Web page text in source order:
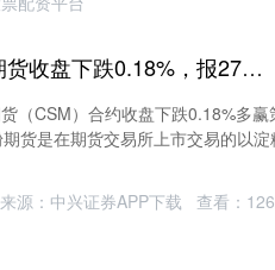
多赢策略 6月12日淀粉期货收盘下跌0.18%，报2710元
（CSM）合约收盘下跌0.18%多
货是在期货交易所上市交易的以淀
来源：中兴证券APP下载 查看： 126